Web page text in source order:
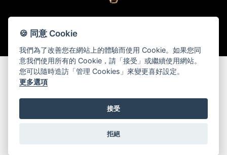
返回頁首
© 2026 Oriental Watch Company Limited.
貴金屬及寶石B類註冊交易商(註冊號碼：B-B-23-12-03776)
🍪 同意 Cookie
我們為了改善您在網站上的體驗而使用 Cookie。如果您同
意我們使用所有的 Cookie，請「接受」或繼續使用網站。
您可以隨時造訪「管理 Cookies」來變更喜好設定。
更多選項
接受
拒絕